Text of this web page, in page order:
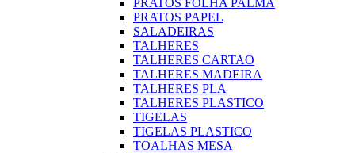
PRATOS PAPEL
SALADEIRAS
TALHERES
TALHERES CARTAO
TALHERES MADEIRA
TALHERES PLA
TALHERES PLASTICO
TIGELAS
TIGELAS PLASTICO
TOALHAS MESA